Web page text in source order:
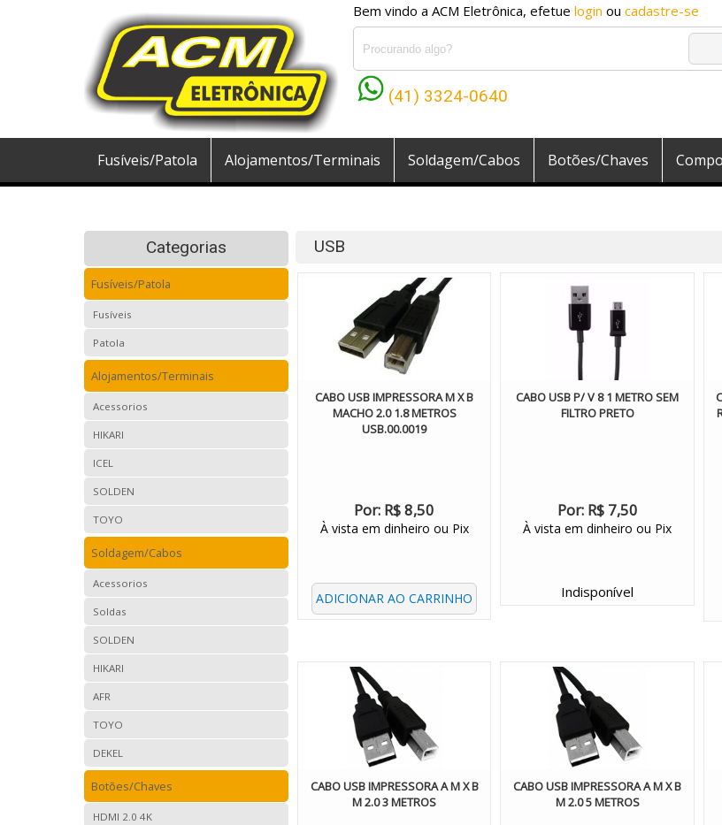
Bem vindo a ACM Eletrônica, efetue login ou cadastre-se
(41) 3324-0640
Fusíveis/Patola Alojamentos/Terminais Soldagem/Cabos Botões/Chaves
Categorias
Fusíveis/Patola
Fusíveis
Patola
Alojamentos/Terminais
Acessorios
HIKARI
ICEL
SOLDEN
TOYO
Soldagem/Cabos
Acessorios
Soldas
SOLDEN
HIKARI
AFR
TOYO
DEKEL
Botões/Chaves
HDMI 2.0 4K
USB
CABO USB IMPRESSORA M X B
MACHO 2.0 1.8 METROS
USB.00.0019
Por: R$ 8,50
À vista em dinheiro ou Pix
ADICIONAR AO CARRINHO
CABO USB P/ V 8 1 METRO SEM
FILTRO PRETO
Por: R$ 7,50
À vista em dinheiro ou Pix
Indisponível
CABO USB IMPRESSORA A M X B
M 2.0 3 METROS
CABO USB IMPRESSORA A M X B
M 2.0 5 METROS